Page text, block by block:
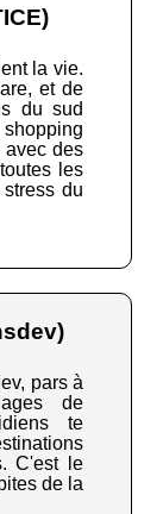
la vie.
et de
du sud
avec des
les
du
pars à
de
te
C'est le
de la